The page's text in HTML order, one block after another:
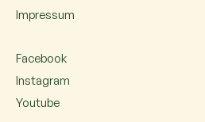
Impressum
Facebook
Instagram
Youtube